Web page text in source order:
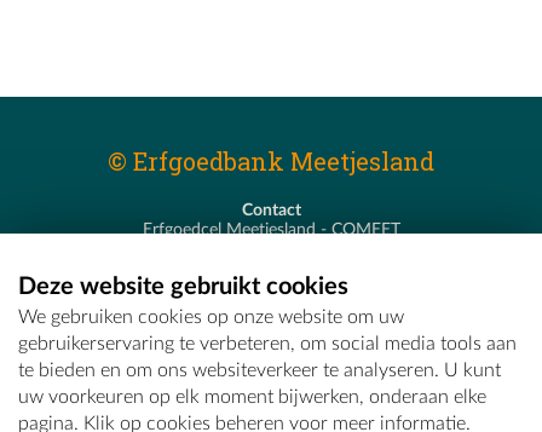
© Erfgoedbank Meetjesland
Contact
Erfgoedcel Meetjesland - COMEET
T - 09 373 75 96
E -erfgoedcel@comeet.be
Deze website gebruikt cookies
We gebruiken cookies op onze website om uw
gebruikerservaring te verbeteren, om social media tools aan
te bieden en om ons websiteverkeer te analyseren. U kunt
uw voorkeuren op elk moment bijwerken, onderaan elke
pagina. Klik op cookies beheren voor meer informatie.